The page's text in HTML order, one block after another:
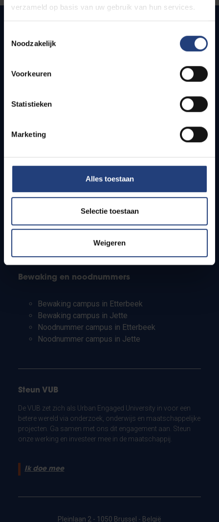
verzameld op basis van uw gebruik van hun services.
Noodzakelijk
Voorkeuren
Statistieken
Marketing
Alles toestaan
Selectie toestaan
Weigeren
Snel naar
Bereikbaarheid
Studenten
PhD-studenten
Leerkrachten en secundaire scholen
Bewaking en noodnummers
Bewaking campus in Etterbeek
Bewaking campus in Jette
Noodnummer campus in Etterbeek
Noodnummer campus in Jette
Steun VUB
De VUB zet zich als Urban Engaged University in voor een
betere wereld via onderzoek, onderwijs en maatschappelijke
projecten. Ga samen met ons dit engagement aan. Steun
onze werking en investeer mee in de maatschappij.
Ik doe mee
Pleinlaan 2 - 1050 Brussel - België